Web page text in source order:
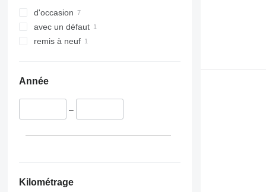
340
345
349
374
390
428
Vibromax
d'occasion
avec un défaut
remis à neuf
Année
–
Kilométrage